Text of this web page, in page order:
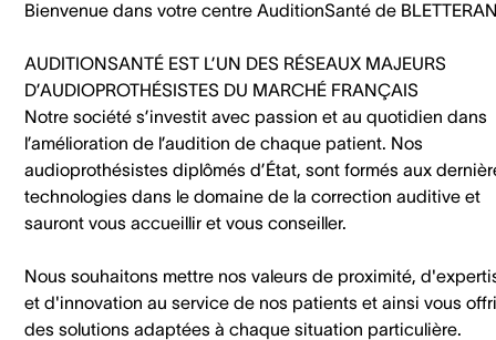
Bienvenue dans votre centre AuditionSanté de
AUDITIONSANTÉ EST L’UN DES RÉSEAUX MAJEURS
D’AUDIOPROTHÉSISTES DU MARCHÉ FRANÇAIS
Notre société s’investit avec passion et au quotidien dans
l’amélioration de l’audition de chaque patient. Nos
audioprothésistes diplômés d’État, sont formés aux
technologies dans le domaine de la correction auditive et
sauront vous accueillir et vous conseiller.
Nous souhaitons mettre nos valeurs de proximité,
et d'innovation au service de nos patients et ainsi vous
des solutions adaptées à chaque situation particulière.